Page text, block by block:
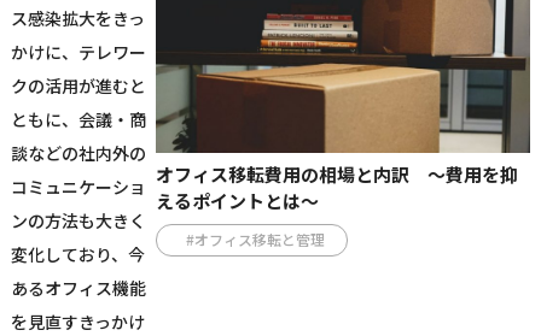
ス感染拡大をきっ
かけに、テレワー
クの活用が進むと
ともに、会議・商
談などの社内外の
コミュニケーショ
ンの方法も大きく
変化しており、今
あるオフィス機能
を見直すきっかけ
オフィス移転費用の相場と内訳 ～費用を抑
えるポイントとは～
#オフィス移転と管理